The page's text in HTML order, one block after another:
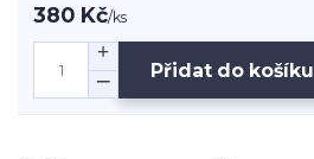
380 Kč/ks
Přidat do košíku